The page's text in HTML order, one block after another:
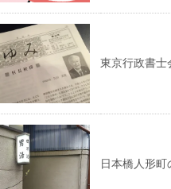
東京行政書士
日本橋人形町